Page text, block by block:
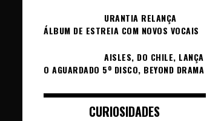
URANTIA RELANÇA
ÁLBUM DE ESTREIA COM NOVOS VOCAIS
AISLES, DO CHILE, LANÇA
O AGUARDADO 5º DISCO, BEYOND DRAMA
CURIOSIDADES